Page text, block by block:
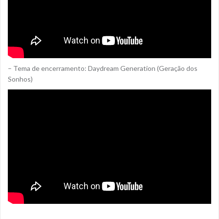
– Tema de encerramento: Daydream Generation (Geração dos
Sonhos)